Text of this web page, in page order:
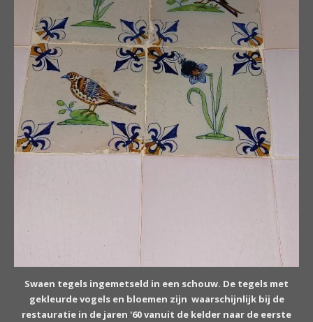
Swaen tegels ingemetseld in een schouw. De tegels met
gekleurde vogels en bloemen zijn waarschijnlijk bij de
restauratie in de jaren '60 vanuit de kelder naar de eerste